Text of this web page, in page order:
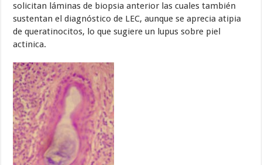
solicitan láminas de biopsia anterior las cuales también
sustentan el diagnóstico de LEC, aunque se aprecia atipia
de queratinocitos, lo que sugiere un lupus sobre piel
actinica.